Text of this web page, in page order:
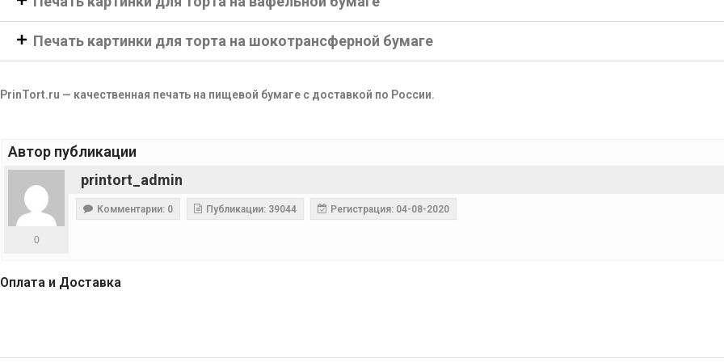
Печать картинки для торта на шокотрансферной бумаге
PrinTort.ru — качественная печать на пищевой бумаге с доставкой по России.
Автор публикации
printort_admin
0
Комментарии: 0 Публикации: 39044 Регистрация: 04-08-2020
Оплата и Доставка